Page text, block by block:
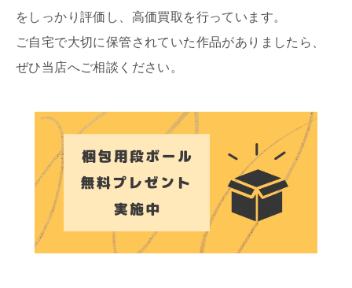
をしっかり評価し、高価買取を行っています。
ご自宅で大切に保管されていた作品がありましたら、
ぜひ当店へご相談ください。